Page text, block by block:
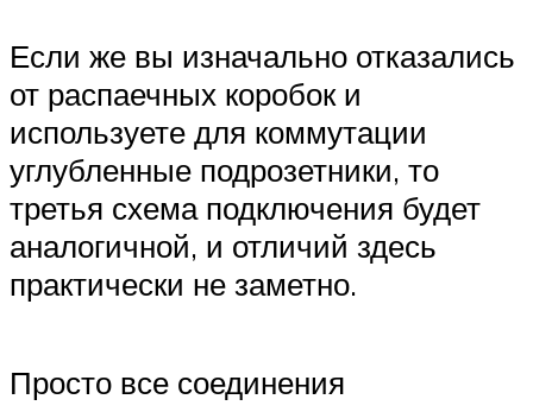
Если же вы изначально отказались
от распаечных коробок и
используете для коммутации
углубленные подрозетники, то
третья схема подключения будет
аналогичной, и отличий здесь
практически не заметно.
Просто все соединения